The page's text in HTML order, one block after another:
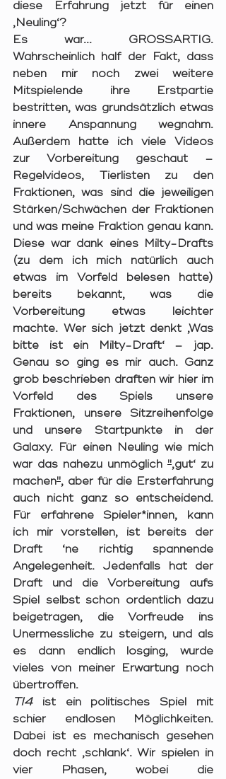
diese Erfahrung jetzt für einen
‚Neuling‘?
Es war... GROSSARTIG.
Wahrscheinlich half der Fakt, dass
neben mir noch zwei weitere
Mitspielende ihre Erstpartie
bestritten, was grundsätzlich etwas
innere Anspannung wegnahm.
Außerdem hatte ich viele Videos
zur Vorbereitung geschaut –
Regelvideos, Tierlisten zu den
Fraktionen, was sind die jeweiligen
Stärken/Schwächen der Fraktionen
und was meine Fraktion genau kann.
Diese war dank eines Milty-Drafts
(zu dem ich mich natürlich auch
etwas im Vorfeld belesen hatte)
bereits bekannt, was die
Vorbereitung etwas leichter
machte. Wer sich jetzt denkt ‚Was
bitte ist ein Milty-Draft‘ – jap.
Genau so ging es mir auch. Ganz
grob beschrieben draften wir hier im
Vorfeld des Spiels unsere
Fraktionen, unsere Sitzreihenfolge
und unsere Startpunkte in der
Galaxy. Für einen Neuling wie mich
war das nahezu unmöglich "‚gut‘ zu
machen", aber für die Ersterfahrung
auch nicht ganz so entscheidend.
Für erfahrene Spieler*innen, kann
ich mir vorstellen, ist bereits der
Draft ‘ne richtig spannende
Angelegenheit. Jedenfalls hat der
Draft und die Vorbereitung aufs
Spiel selbst schon ordentlich dazu
beigetragen, die Vorfreude ins
Unermessliche zu steigern, und als
es dann endlich losging, wurde
vieles von meiner Erwartung noch
übertroffen.
TI4 ist ein politisches Spiel mit
schier endlosen Möglichkeiten.
Dabei ist es mechanisch gesehen
doch recht ‚schlank‘. Wir spielen in
vier Phasen, wobei die